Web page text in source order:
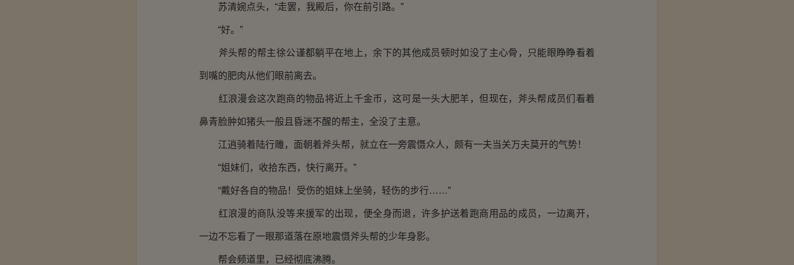
苏清婉点头，“走罢，我殿后，你在前引路。”
“好。”
斧头帮的帮主徐公谨都躺平在地上，余下的其他成员顿时如没了主心骨，只能眼睁睁看着
到嘴的肥肉从他们眼前离去。
红浪漫会这次跑商的物品将近上千金币，这可是一头大肥羊，但现在，斧头帮成员们看着
鼻青脸肿如猪头一般且昏迷不醒的帮主，全没了主意。
江逍骑着陆行雕，面朝着斧头帮，就立在一旁震慑众人，颇有一夫当关万夫莫开的气势！
“姐妹们，收拾东西，快行离开。”
“戴好各自的物品！受伤的姐妹上坐骑，轻伤的步行……”
红浪漫的商队没等来援军的出现，便全身而退，许多护送着跑商用品的成员，一边离开，
一边不忘看了一眼那道落在原地震慑斧头帮的少年身影。
帮会频道里，已经彻底沸腾。